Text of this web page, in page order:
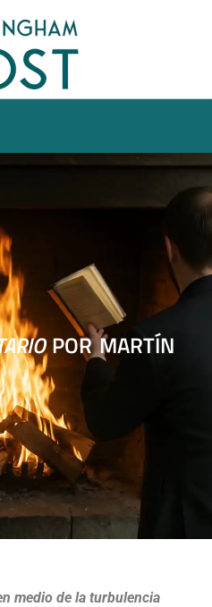
POR MARTÍN
medio de la turbulencia